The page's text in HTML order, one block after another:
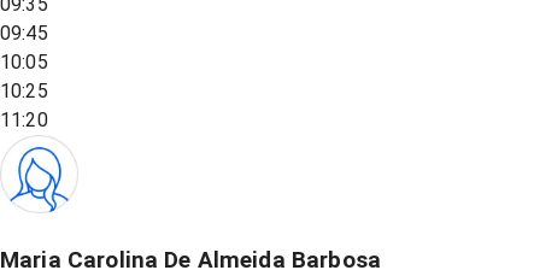
09:45
10:05
10:25
11:20
Maria Carolina De Almeida Barbosa